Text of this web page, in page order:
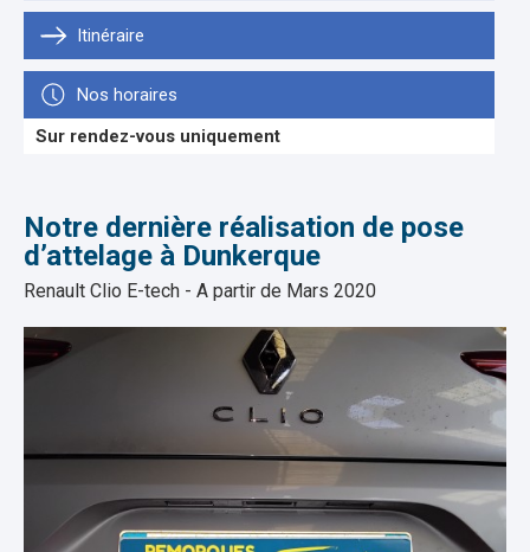
Itinéraire
Nos horaires
Sur rendez-vous uniquement
Notre dernière réalisation de pose
d’attelage à Dunkerque
Renault Clio E-tech - A partir de Mars 2020